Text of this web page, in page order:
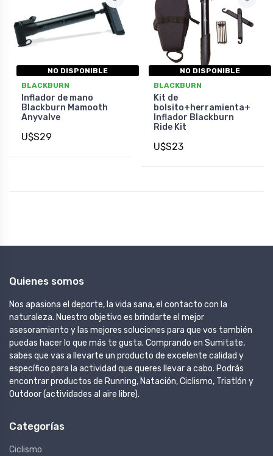
NO DISPONIBLE
BLACKBURN
Inflador de mano
Blackburn Mamooth
Anyvalve
U$S29
NO DISPONIBLE
BLACKBURN
Kit de
bolsito+herramienta+
Inflador Blackburn
Ride Kit
U$S23
Quienes somos
Nos apasiona el deporte, la vida sana, el contacto con la
naturaleza. Nuestro objetivo es brindarte el mejor
asesoramiento y las mejores soluciones para que vos también
puedas hacer lo que más te gusta. Comprando en Sumitate,
sabes que vas a llevarte un producto de excelente calidad y
específico para la actividad que queres llevar a cabo. Podrás
encontrar productos de Running, Natación, Ciclismo, Triatlón y
Outdoor (actividades al aire libre).
Categorías
Ciclismo